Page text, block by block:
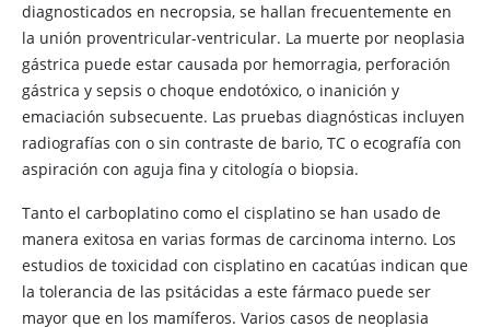
diagnosticados en necropsia, se hallan frecuentemente en
la unión proventricular-ventricular. La muerte por neoplasia
gástrica puede estar causada por hemorragia, perforación
gástrica y sepsis o choque endotóxico, o inanición y
emaciación subsecuente. Las pruebas diagnósticas incluyen
radiografías con o sin contraste de bario, TC o ecografía con
aspiración con aguja fina y citología o biopsia.
Tanto el carboplatino como el cisplatino se han usado de
manera exitosa en varias formas de carcinoma interno. Los
estudios de toxicidad con cisplatino en cacatúas indican que
la tolerancia de las psitácidas a este fármaco puede ser
mayor que en los mamíferos. Varios casos de neoplasia